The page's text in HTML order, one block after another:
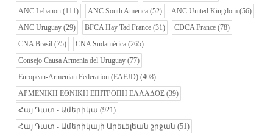
ANC Lebanon (111) ANC South America (52) ANC United Kingdom (56)
ANC Uruguay (29) BFCA Hay Tad France (31) CDCA France (78)
CNA Brasil (75) CNA Sudamérica (265)
Consejo Causa Armenia del Uruguay (77)
European-Armenian Federation (EAFJD) (408)
ΑΡΜΕΝΙΚΗ ΕΘΝΙΚΗ ΕΠΙΤΡΟΠΗ ΕΛΛΑΔΟΣ (39)
Հայ Դատ - Ամերիկա (921)
Հայ Դատ - Ամերիկայի Արեւելեան շրջան (51)